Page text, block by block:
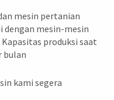
mesin pertanian
dengan mesin-mesin
produksi saat
bulan
kami segera